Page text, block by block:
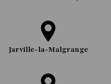
Jarville-la-Malgrange